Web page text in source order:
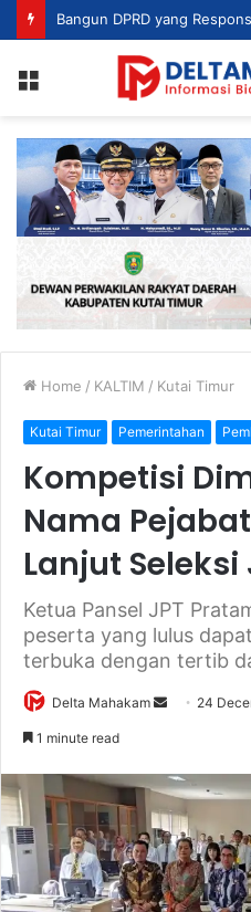
Home / KALTIM / Kutai Timur
Kutai Timur Pemerintahan
Kompetisi
Nama
Lanjut Seleksi
Ketua Pansel JPT
peserta yang lulus
terbuka dengan tertib
Delta Mahakam
d
a
n
e
m
24
1 minute read